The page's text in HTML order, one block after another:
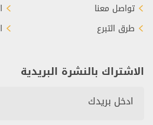
تواصل معنا
طرق التبرع
الاشتراك بالنشرة البريدية